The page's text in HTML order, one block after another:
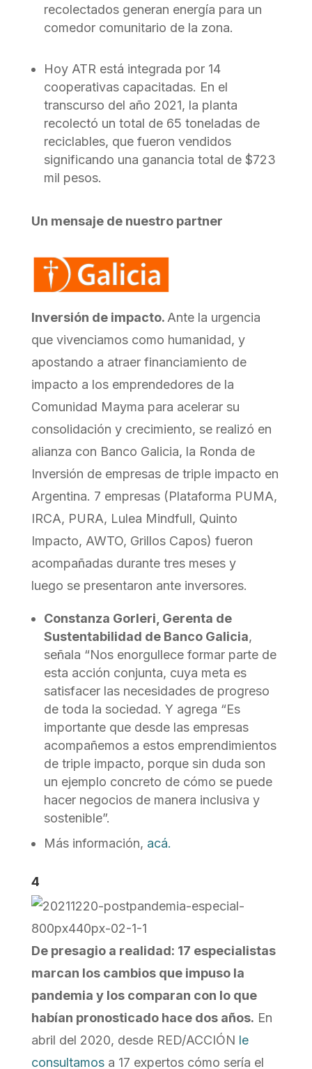
recolectados generan energía para un
comedor comunitario de la zona.
Hoy ATR está integrada por 14
cooperativas capacitadas. En el
transcurso del año 2021, la planta
recolectó un total de 65 toneladas de
reciclables, que fueron vendidos
significando una ganancia total de $723
mil pesos.
Un mensaje de nuestro partner
Inversión de impacto.Ante la urgencia
que vivenciamos como humanidad, y
apostando a atraer financiamiento de
impacto a los emprendedores de la
Comunidad Mayma para acelerar su
consolidación y crecimiento, se realizó en
alianza con Banco Galicia, la Ronda de
Inversión de empresas de triple impacto en
Argentina. 7 empresas (Plataforma PUMA,
IRCA, PURA, Lulea Mindfull, Quinto
Impacto, AWTO, Grillos Capos) fueron
acompañadas durante tres meses y
luego se presentaron ante inversores.
Constanza Gorleri, Gerenta de
Sustentabilidad de Banco Galicia,
señala “Nos enorgullece formar parte de
esta acción conjunta, cuya meta es
satisfacer las necesidades de progreso
de toda la sociedad. Y agrega “Es
importante que desde las empresas
acompañemos a estos emprendimientos
de triple impacto, porque sin duda son
un ejemplo concreto de cómo se puede
hacer negocios de manera inclusiva y
sostenible”.
Más información, acá.
4
De presagio a realidad: 17 especialistas
marcan los cambios que impuso la
pandemia y los comparan con lo que
habían pronosticado hace dos años. En
abril del 2020, desde RED/ACCIÓN le
consultamosa 17 expertos cómo sería el